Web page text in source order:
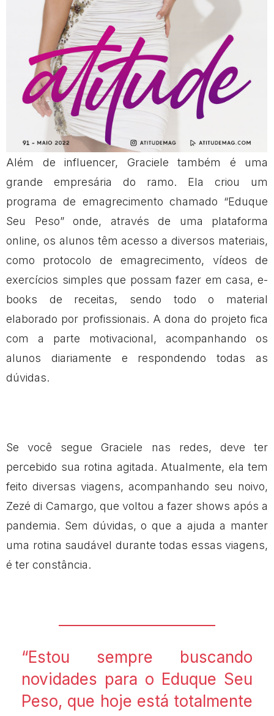
Além de influencer, Graciele também é uma
grande empresária do ramo. Ela criou um
programa de emagrecimento chamado “Eduque
Seu Peso” onde, através de uma plataforma
online, os alunos têm acesso a diversos materiais,
como protocolo de emagrecimento, vídeos de
exercícios simples que possam fazer em casa, e-
books de receitas, sendo todo o material
elaborado por profissionais. A dona do projeto fica
com a parte motivacional, acompanhando os
alunos diariamente e respondendo todas as
dúvidas.
Se você segue Graciele nas redes, deve ter
percebido sua rotina agitada. Atualmente, ela tem
feito diversas viagens, acompanhando seu noivo,
Zezé di Camargo, que voltou a fazer shows após a
pandemia. Sem dúvidas, o que a ajuda a manter
uma rotina saudável durante todas essas viagens,
é ter constância.
“Estou sempre buscando
novidades para o Eduque Seu
Peso, que hoje está totalmente